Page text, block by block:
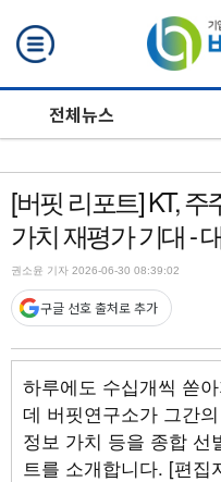
전체뉴스
[버핏 리포트] KT,
가치 재평가 기대 -
권소윤 기자 2026-06-30 08:39:02
구글 선호 출처로 추가
하루에도 수십개씩 쏟
데 버핏연구소가 그간
정보 가치 등을 종합 선
트를 소개합니다. [편집